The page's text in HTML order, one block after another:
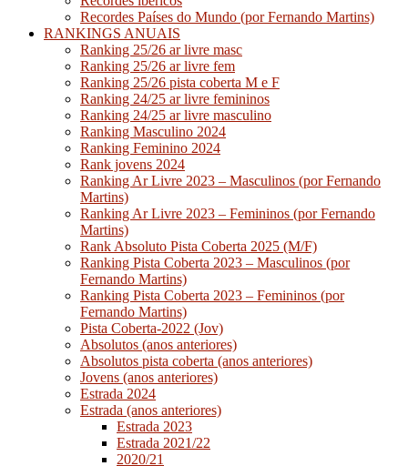
Recordes Países do Mundo (por Fernando Martins)
RANKINGS ANUAIS
Ranking 25/26 ar livre masc
Ranking 25/26 ar livre fem
Ranking 25/26 pista coberta M e F
Ranking 24/25 ar livre femininos
Ranking 24/25 ar livre masculino
Ranking Masculino 2024
Ranking Feminino 2024
Rank jovens 2024
Ranking Ar Livre 2023 – Masculinos (por Fernando
Martins)
Ranking Ar Livre 2023 – Femininos (por Fernando
Martins)
Rank Absoluto Pista Coberta 2025 (M/F)
Ranking Pista Coberta 2023 – Masculinos (por
Fernando Martins)
Ranking Pista Coberta 2023 – Femininos (por
Fernando Martins)
Pista Coberta-2022 (Jov)
Absolutos (anos anteriores)
Absolutos pista coberta (anos anteriores)
Jovens (anos anteriores)
Estrada 2024
Estrada (anos anteriores)
Estrada 2023
Estrada 2021/22
2020/21